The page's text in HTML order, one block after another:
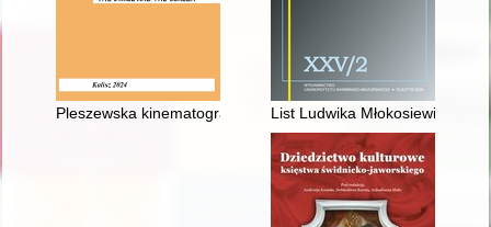
Pleszewska kinematografia w okresie międzywojennym
List Ludwika Młokosiewicza